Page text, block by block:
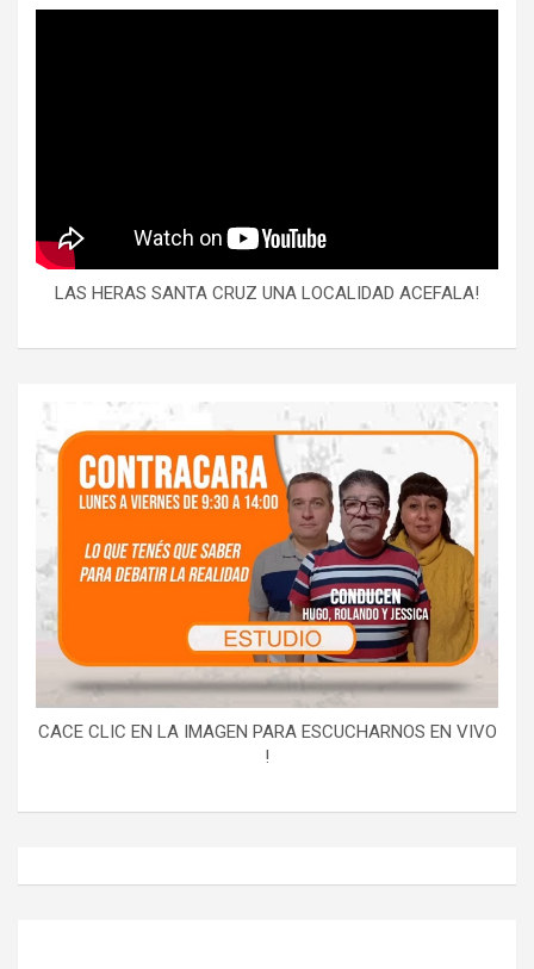
LAS HERAS SANTA CRUZ UNA LOCALIDAD ACEFALA!
CACE CLIC EN LA IMAGEN PARA ESCUCHARNOS EN VIVO
!